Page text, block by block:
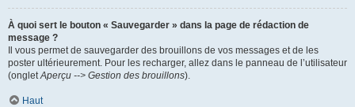
À quoi sert le bouton « Sauvegarder » dans la page de rédaction de
message ?
Il vous permet de sauvegarder des brouillons de vos messages et de les
poster ultérieurement. Pour les recharger, allez dans le panneau de l’utilisateur
(ongletAperçu --> Gestion des brouillons).
Haut